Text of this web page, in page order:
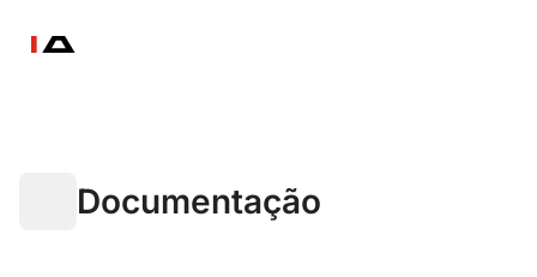
Documentação